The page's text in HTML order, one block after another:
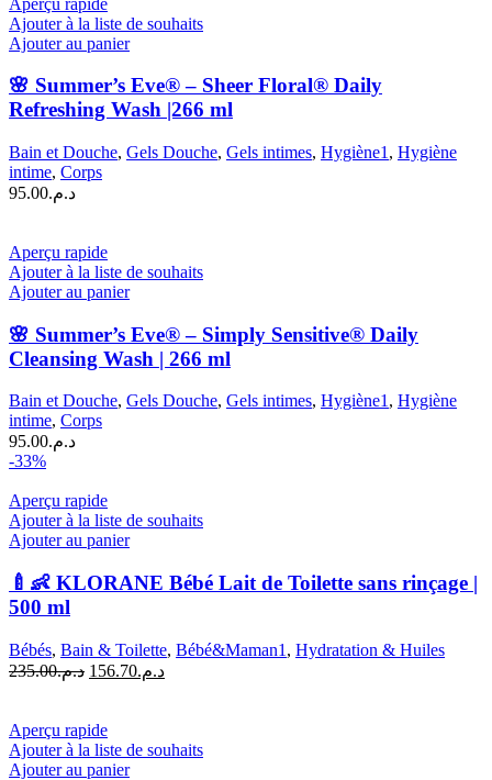
Ajouter à la liste de souhaits
Ajouter au panier
🌸 Summer’s Eve® – Sheer Floral® Daily
Refreshing Wash |266 ml
Bain et Douche, Gels Douche, Gels intimes, Hygiène1 , Hygiène
intime, Corps
د.م.95.00
Aperçu rapide
Ajouter à la liste de souhaits
Ajouter au panier
🌸 Summer’s Eve® – Simply Sensitive® Daily
Cleansing Wash | 266 ml
Bain et Douche, Gels Douche, Gels intimes, Hygiène1, Hygiène
intime, Corps
د.م.95.00
-33%
Aperçu rapide
Ajouter à la liste de souhaits
Ajouter au panier
🍼👶 KLORANE Bébé Lait de Toilette sans rinçage |
500 ml
Bébés, Bain & Toilette, Bébé&Maman1 , Hydratation & Huiles
د.م.235.00
Le
était :
د.م.235.00.
د.م.156.70
Le
Aperçu rapide
Ajouter à la liste de souhaits
Ajouter au panier